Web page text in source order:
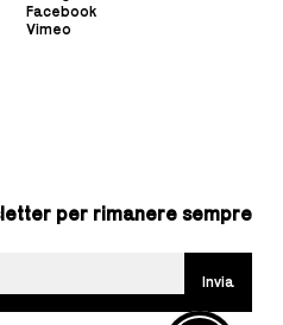
Facebook
Vimeo
per rimanere sempre